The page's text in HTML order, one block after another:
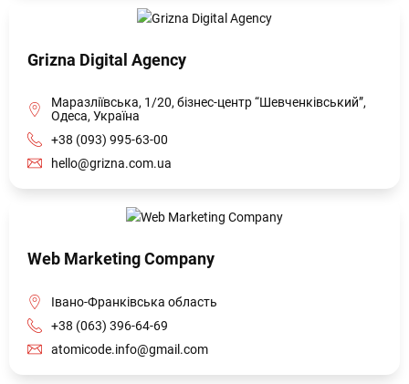
Grizna Digital Agency
Маразліївська, 1/20, бізнес-центр “Шевченківський”,
Одеса, Україна
+38 (093) 995-63-00
hello@grizna.com.ua
Web Marketing Company
Івано-Франківська область
+38 (063) 396-64-69
atomicode.info@gmail.com